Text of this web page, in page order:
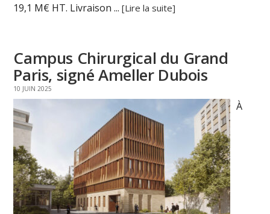
19,1 M€ HT. Livraison ...[Lire la suite]
Campus Chirurgical du Grand
Paris, signé Ameller Dubois
10 JUIN 2025
À